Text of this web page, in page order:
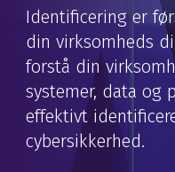
Identificering er
din virksomheds
forstå din
systemer, data og
effektivt
cybersikkerhed.